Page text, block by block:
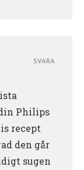
Philips
recept
den går
sugen
SVARA